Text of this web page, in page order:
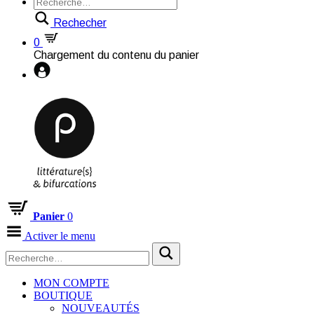
Rechecher
0
Chargement du contenu du panier
Panier 0
Activer le menu
MON COMPTE
BOUTIQUE
NOUVEAUTÉS